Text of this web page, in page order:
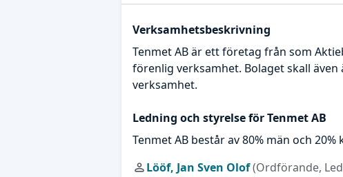
Verksamhetsbeskrivning
Tenmet AB är ett företag från som
förenlig verksamhet. Bolaget skall
verksamhet.
Ledning och styrelse för Tenmet AB
Tenmet AB består av 80% män och 20%
Lööf, Jan Sven Olof(Ordförande,